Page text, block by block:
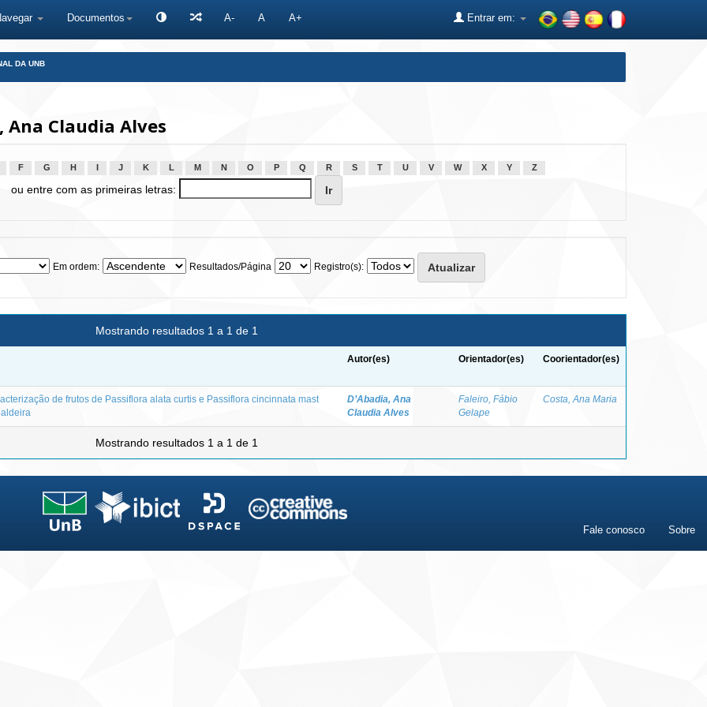
Documentos A- A A+ Entrar em:
DA UNB
Ana Claudia Alves
F G H J K L M N O P Q R S T U V W X Y Z
ou entre com as primeiras letras:
Em ordem: Resultados/Página Registro(s):
Mostrando resultados 1 a 1 de 1
Autor(es) Orientador(es) Coorientador(es)
de frutos de Passiflora alata curtis e Passiflora cincinnata mast
D’Abadia, Ana
Claudia Alves
Faleiro, Fábio
Gelape
Costa, Ana Maria
Mostrando resultados 1 a 1 de 1
Fale conosco Sobre